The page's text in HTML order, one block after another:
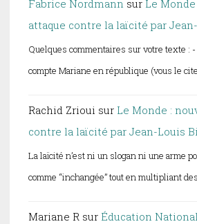
Fabrice Nordmann sur Le
attaque contre la laïcité par
Quelques commentaires sur votre texte :
compte Mariane en république (vous le
Rachid Zrioui sur Le Monde :
contre la laïcité par Jean-Louis
La laïcité n’est ni un slogan ni une arme
comme “inchangée” tout en multipliant
Mariane R sur Éducation